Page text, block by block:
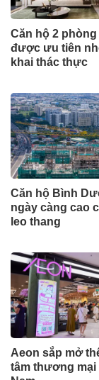
Căn hộ 2 phòng
được ưu tiên
khai thác thực
Căn hộ Bình
ngày càng cao
leo thang
Aeon sắp mở
tâm thương mại